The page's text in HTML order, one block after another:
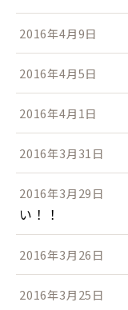
2016年4月9日
2016年4月5日
2016年4月1日
2016年3月31日
2016年3月29日
い！！
2016年3月26日
2016年3月25日